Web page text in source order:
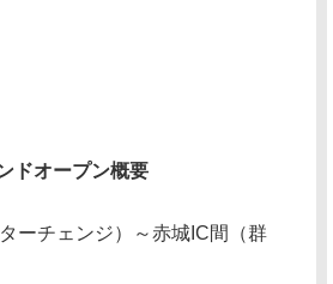
ドオープン概要
ーチェンジ）～赤城IC間（群